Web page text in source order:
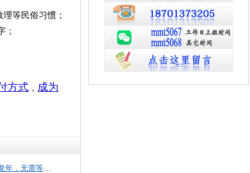
等民俗习惯；
；
方式 ， 成为
2024过了立春（2月4日）就是龙年，无需等到过年！